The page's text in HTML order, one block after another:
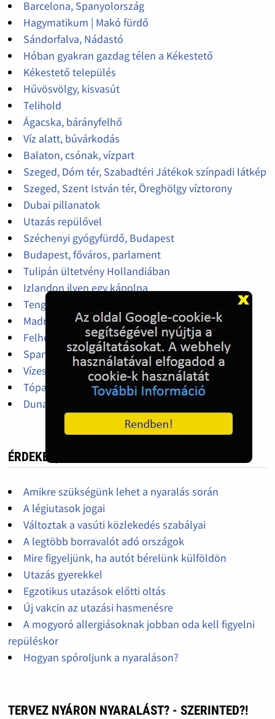
Barcelona, Spanyolország
Hagymatikum | Makó fürdő
Sándorfalva, Nádastó
Hóban gyakran gazdag télen a Kékestető
Kékestető település
Hűvösvölgy, kisvasút
Telihold
Ágacska, bárányfelhő
Víz alatt, búvárkodás
Balaton, csónak, vízpart
Szeged, Dóm tér, Szabadtéri Játékok színpadi látkép
Szeged, Szent István tér, Öreghölgy víztorony
Dubai pillanatok
Utazás repülővel
Széchenyi gyógyfürdő, Budapest
Budapest, főváros, parlament
Tulipán ültetvény Hollandiában
Izlandon ilyen egy kápolna
Tengeri szoros, hajó tranzit
Madrid
Felhőkarcolók között
Spanyol üdülés, tengerpart
Vízesés
Tóparti vár
Duna-part
ÉRDEKES, HASZNOS
Amikre szükségünk lehet a nyaralás során
A légiutasok jogai
Változtak a vasúti közlekedés szabályai
A legtöbb borravalót adó országok
Mire figyeljünk, ha autót bérelünk külföldön
Utazás gyerekkel
Egzotikus utazások előtti oltás
Új vakcin az utazási hasmenésre
A mogyoró allergiásoknak jobban oda kell figyelni
repüléskor
Hogyan spóroljunk a nyaraláson?
TERVEZ NYÁRON NYARALÁST? - SZERINTED?!